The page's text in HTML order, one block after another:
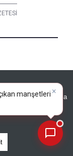
GDPR kapsamında
Metnimizi
×
manşetleri